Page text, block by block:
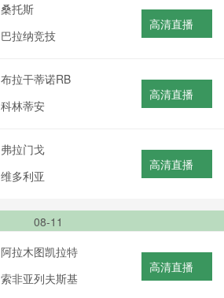
桑托斯
巴拉纳竞技
高清直播
布拉干蒂诺RB
科林蒂安
高清直播
弗拉门戈
维多利亚
高清直播
08-11
阿拉木图凯拉特
索非亚列夫斯基
高清直播